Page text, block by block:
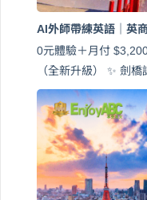
AI外師帶練英語｜英
0元體驗＋月付
（全新升級） ✨ 劍